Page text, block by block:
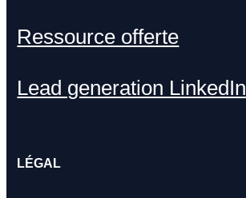
Ressource offerte
Lead generation LinkedIn
LÉGAL